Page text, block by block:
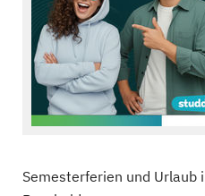
Semesterferien und Urlaub